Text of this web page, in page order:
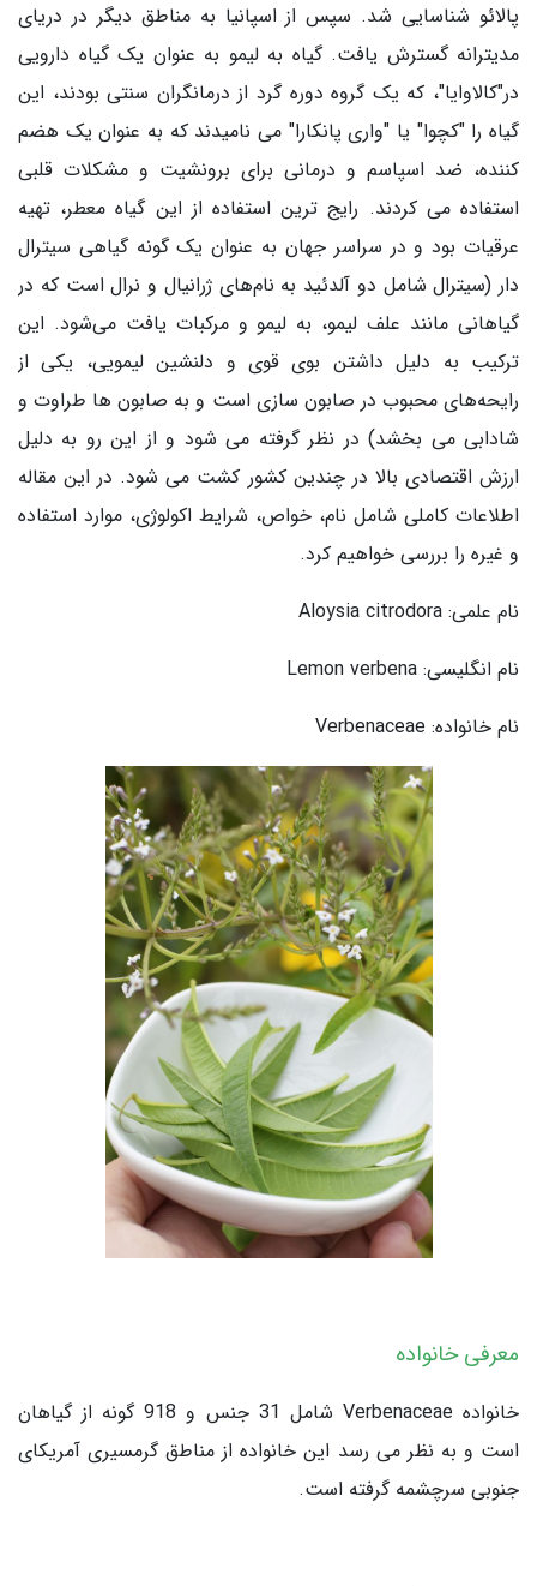
پالائو شناسایی شد. سپس از اسپانیا به مناطق دیگر در دریای
مدیترانه گسترش یافت. گیاه به لیمو به عنوان یک گیاه دارویی
در"کالاوایا"، که یک گروه دوره گرد از درمانگران سنتی بودند، این
گیاه را "کچوا" یا "واری پانکارا" می نامیدند که به عنوان یک هضم
کننده، ضد اسپاسم و درمانی برای برونشیت و مشکلات قلبی
استفاده می کردند. رایج ترین استفاده از این گیاه معطر، تهیه
عرقیات بود و در سراسر جهان به عنوان یک گونه گیاهی سیترال
دار (سیترال شامل دو آلدئید به نام‌های ژرانیال و نرال است که در
گیاهانی مانند علف لیمو، به‌ لیمو و مرکبات یافت می‌شود. این
ترکیب به دلیل داشتن بوی قوی و دلنشین لیمویی، یکی از
رایحه‌های محبوب در صابون‌ سازی است و به صابون‌ ها طراوت و
شادابی می‌ بخشد) در نظر گرفته می شود و از این رو به دلیل
ارزش اقتصادی بالا در چندین کشور کشت می شود. در این مقاله
اطلاعات کاملی شامل نام، خواص، شرایط اکولوژی، موارد استفاده
و غیره را بررسی خواهیم کرد.
نام علمی: Aloysia citrodora
نام انگلیسی: Lemon verbena
نام خانواده: Verbenaceae
معرفیخانواده
خانواده Verbenaceae شامل 31 جنس و 918 گونه از گیاهان
است و به نظر می رسد این خانواده از مناطق گرمسیری آمریکای
جنوبی سرچشمه گرفته است.